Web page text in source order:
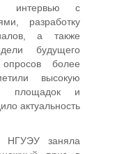
интервью с
разработку
а также
будущего
более
высокую
площадок и
актуальность
НГУЭУ заняла